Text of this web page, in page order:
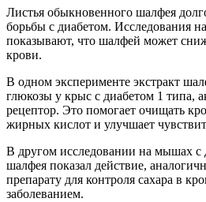
Листья обыкновенного шалфея
борьбы с диабетом. Исследования
показывают, что шалфей может
крови.
В одном эксперименте экстракт
глюкозы у крыс с диабетом 1 типа,
рецептор. Это помогает очищать
жирных кислот и улучшает
В другом исследовании на мышах с
шалфея показал действие,
препарату для контроля сахара в
заболеванием.